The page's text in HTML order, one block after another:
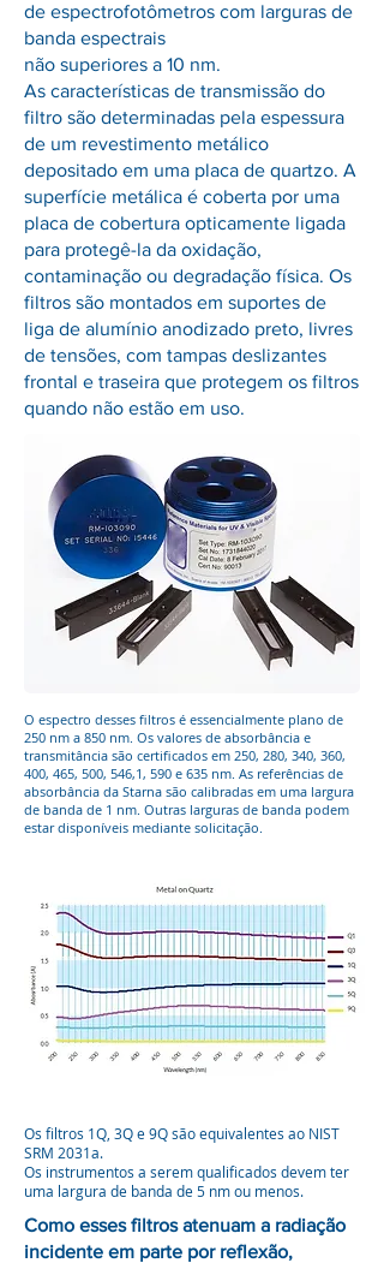
de espectrofotômetros com larguras de
banda espectrais
não superiores a 10 nm.
As características de transmissão do
filtro são determinadas pela espessura
de um revestimento metálico
depositado em uma placa de quartzo. A
superfície metálica é coberta por uma
placa de cobertura opticamente ligada
para protegê-la da oxidação,
contaminação ou degradação física. Os
filtros são montados em suportes de
liga de alumínio anodizado preto, livres
de tensões, com tampas deslizantes
frontal e traseira que protegem os filtros
quando não estão em uso.
O espectro desses filtros é essencialmente plano de
250 nm a 850 nm. Os valores de absorbância e
transmitância são certificados em 250, 280, 340, 360,
400, 465, 500, 546,1, 590 e 635 nm. As referências de
absorbância da Starna são calibradas em uma largura
de banda de 1 nm. Outras larguras de banda podem
estar disponíveis mediante solicitação.
Os filtros 1Q, 3Q e 9Q são equivalentes ao NIST
SRM 2031a.
Os instrumentos a serem qualificados devem ter
uma largura de banda de 5 nm ou menos.
Como esses filtros atenuam a radiação
incidente em parte por reflexão,